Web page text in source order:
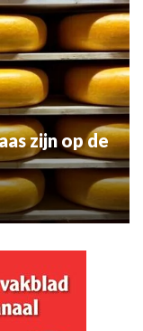
zijn op de